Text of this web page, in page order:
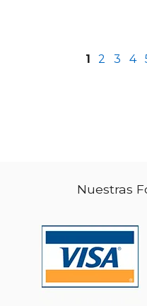
$
1 2 3 4
Nuestras